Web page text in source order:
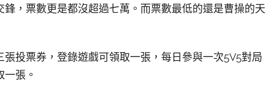
，票數更是都沒超過七萬。而票數最低的還是曹操的天
投票券，登錄遊戲可領取一張，每日參與一次5V5對局
張。